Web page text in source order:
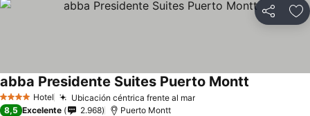
Compartir
4 EstrellasHotel Ubicación céntrica frente al mar
abba Presidente Suites Puerto Montt
8,5 Excelente 2.968 Puerto Montt